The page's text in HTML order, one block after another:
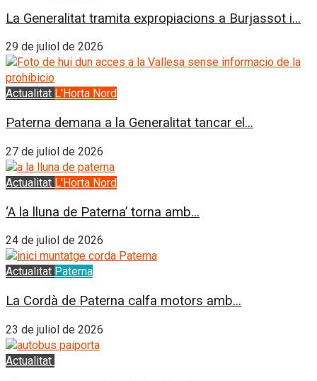
La Generalitat tramita expropiacions a Burjassot i...
29 de juliol de 2026
Actualitat L'Horta Nord
Paterna demana a la Generalitat tancar el...
27 de juliol de 2026
Actualitat L'Horta Nord
‘A la lluna de Paterna’ torna amb...
24 de juliol de 2026
Actualitat Paterna
La Cordà de Paterna calfa motors amb...
23 de juliol de 2026
Actualitat